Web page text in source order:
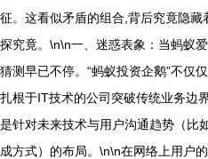
征。这看似矛盾的组合,背后究竟隐
探究竟。\n\n一、迷惑表象：当蚂蚁
猜测早已不停。“蚂蚁投资企鹅”不仅
扎根于IT技术的公司突破传统业务边
是针对未来技术与用户沟通趋势（比
成方式）的布局。\n\n在网络上用户